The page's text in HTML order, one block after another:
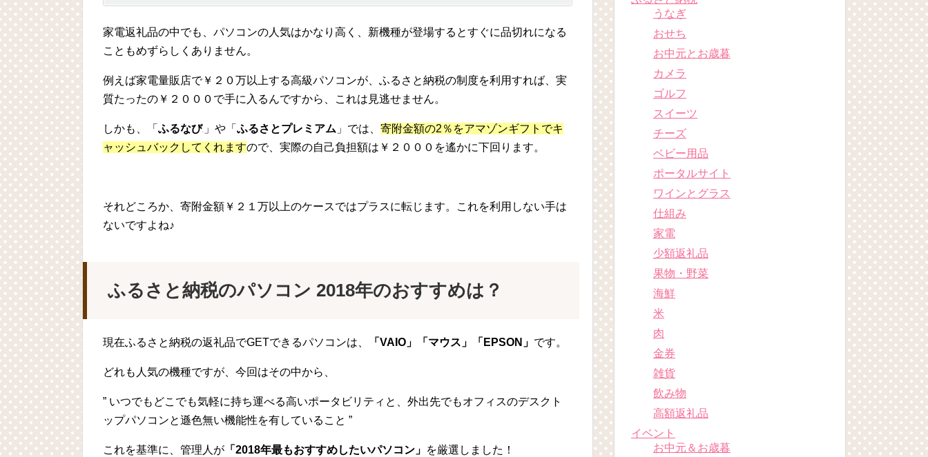
家電返礼品の中でも、パソコンの人気はかなり高く、新機種が登場するとすぐに品切れになる
こともめずらしくありません。
例えば家電量販店で￥２０万以上する高級パソコンが、ふるさと納税の制度を利用すれば、実
質たったの￥２０００で手に入るんですから、これは見逃せません。
しかも、「 ふるなび 」や「 ふるさとプレミアム 」では、 寄附金額の2％をアマゾンギフトでキ
ャッシュバックしてくれますので、実際の自己負担額は￥２０００を遙かに下回ります。
それどころか、寄附金額￥２１万以上のケースではプラスに転じます。これを利用しない手は
ないですよね♪
ふるさと納税のパソコン 2018年のおすすめは？
現在ふるさと納税の返礼品でGETできるパソコンは、 「VAIO」「マウス」「EPSON」 です。
どれも人気の機種ですが、今回はその中から、
” いつでもどこでも気軽に持ち運べる高いポータビリティと、外出先でもオフィスのデスクト
ップパソコンと遜色無い機能性を有していること ”
これを基準に、管理人が 「2018年最もおすすめしたいパソコン」 を厳選しました！
うなぎ
おせち
お中元とお歳暮
カメラ
ゴルフ
スイーツ
チーズ
ベビー用品
ポータルサイト
ワインとグラス
仕組み
家電
少額返礼品
果物・野菜
海鮮
米
肉
金券
雑貨
飲み物
高額返礼品
イベント
お中元＆お歳暮